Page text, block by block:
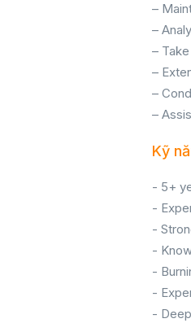
–
–
–
–
–
–
Kỹ
- 5+
-
-
-
-
-
-